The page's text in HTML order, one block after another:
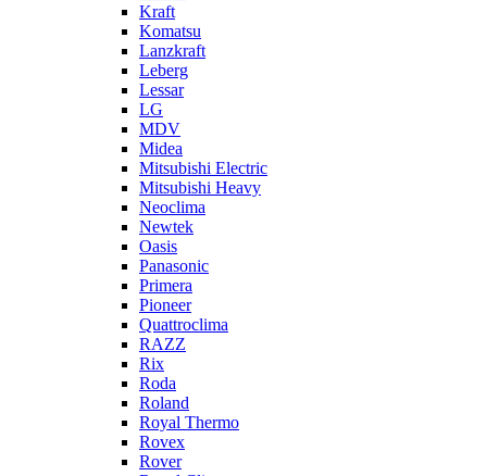
Kraft
Komatsu
Lanzkraft
Leberg
Lessar
LG
MDV
Midea
Mitsubishi Electric
Mitsubishi Heavy
Neoclima
Newtek
Oasis
Panasonic
Primera
Pioneer
Quattroclima
RAZZ
Rix
Roda
Roland
Royal Thermo
Rovex
Rover